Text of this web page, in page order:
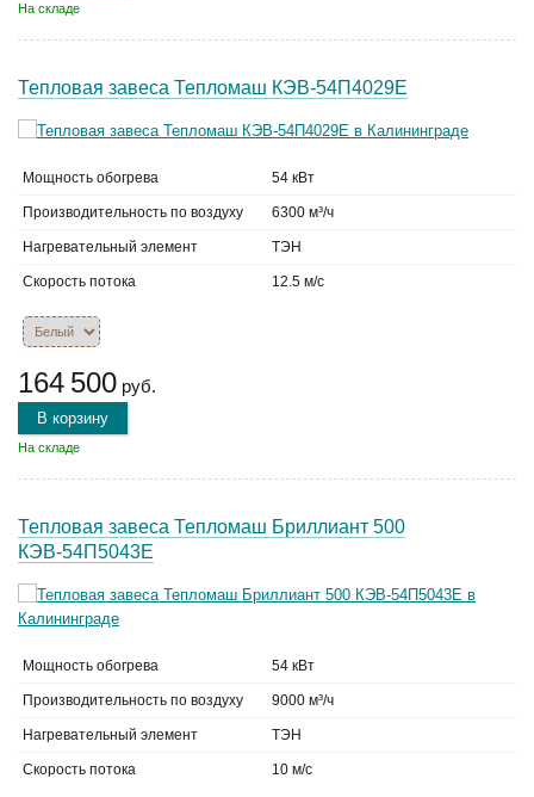
На складе
Тепловая завеса Тепломаш КЭВ-54П4029Е
Мощность обогрева 54 кВт
Производительность по воздуху 6300 м³/ч
Нагревательный элемент ТЭН
Скорость потока 12.5 м/с
164 500 руб.
В корзину
На складе
Тепловая завеса Тепломаш Бриллиант 500
КЭВ-54П5043Е
Мощность обогрева 54 кВт
Производительность по воздуху 9000 м³/ч
Нагревательный элемент ТЭН
Скорость потока 10 м/с